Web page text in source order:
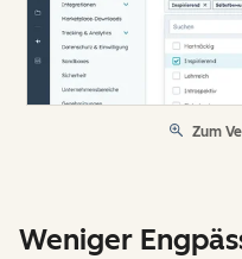
Zum
Weniger